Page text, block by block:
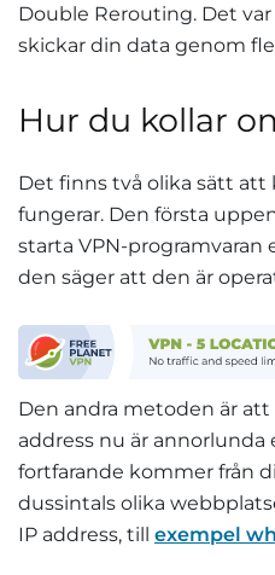
Double Rerouting. Det var
skickar din data genom
Hur du kollar
Det finns två olika sätt att
fungerar. Den första
starta VPN-programvaran
den säger att den är
Den andra metoden är
address nu är annorlunda
fortfarande kommer från
dussintals olika
IP address, till exempel